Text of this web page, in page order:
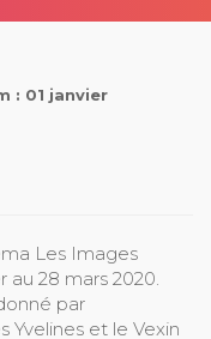
: 01 janvier
Les Images
28 mars 2020.
par
Yvelines et le Vexin